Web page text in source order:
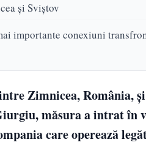
și Sviștov
importante conexiuni
Zimnicea, România,
măsura a intrat în
care operează